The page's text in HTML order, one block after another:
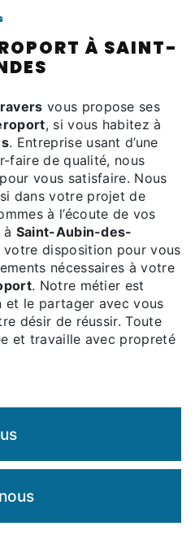
À SAINT-
vous propose ses
, si vous habitez à
. Entreprise usant d’une
faire de qualité, nous
vous satisfaire. Nous
dans votre projet de
à l’écoute de vos
à Saint-Aubin-des-
votre disposition pour vous
nécessaires à votre
. Notre métier est
le partager avec vous
désir de réussir. Toute
et travaille avec propreté